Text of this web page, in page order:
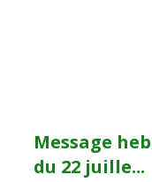
Message
du 22 juille...